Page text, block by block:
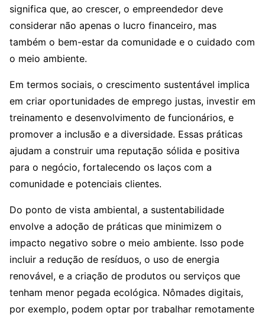
significa que, ao crescer, o empreendedor deve
considerar não apenas o lucro financeiro, mas
também o bem-estar da comunidade e o cuidado com
o meio ambiente.
Em termos sociais, o crescimento sustentável implica
em criar oportunidades de emprego justas, investir em
treinamento e desenvolvimento de funcionários, e
promover a inclusão e a diversidade. Essas práticas
ajudam a construir uma reputação sólida e positiva
para o negócio, fortalecendo os laços com a
comunidade e potenciais clientes.
Do ponto de vista ambiental, a sustentabilidade
envolve a adoção de práticas que minimizem o
impacto negativo sobre o meio ambiente. Isso pode
incluir a redução de resíduos, o uso de energia
renovável, e a criação de produtos ou serviços que
tenham menor pegada ecológica. Nômades digitais,
por exemplo, podem optar por trabalhar remotamente